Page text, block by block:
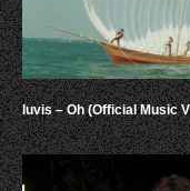
luvis – Oh (Official Music